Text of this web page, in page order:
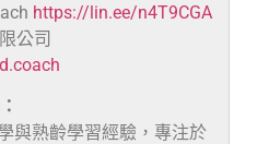
https://lin.ee/n4T9CGA
公司
與熟齡學習經驗，專注於